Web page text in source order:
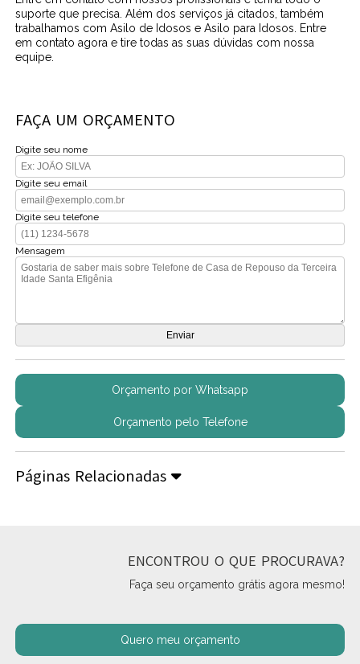
suporte que precisa. Além dos serviços já citados, também
trabalhamos com Asilo de Idosos e Asilo para Idosos. Entre
em contato agora e tire todas as suas dúvidas com nossa
equipe.
FAÇA UM ORÇAMENTO
Digite seu nome
Digite seu email
Digite seu telefone
Mensagem
Orçamento por Whatsapp
Orçamento pelo Telefone
Páginas Relacionadas
ENCONTROU O QUE PROCURAVA?
Faça seu orçamento grátis agora mesmo!
Quero meu orçamento